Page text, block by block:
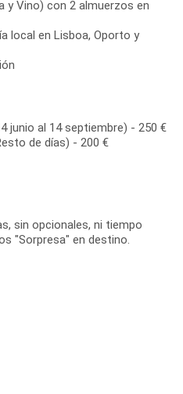
y Vino) con 2 almuerzos en
local en Lisboa, Oporto y
junio al 14 septiembre) - 250 €
de días) - 200 €
sin opcionales, ni tiempo
"Sorpresa" en destino.